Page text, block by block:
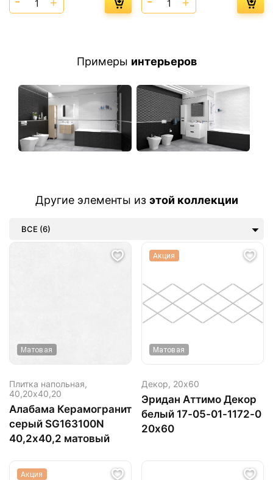
Примеры интерьеров
Другие элементы из этой коллекции
ВСЕ (6)
Матовая
Плитка напольная,
40,20х40,20
Алабама Керамогранит
серый SG163100N
40,2х40,2 матовый
Акция
Матовая
Декор, 20х60
Эридан Аттимо Декор
белый 17-05-01-1172-0
20х60
Акция